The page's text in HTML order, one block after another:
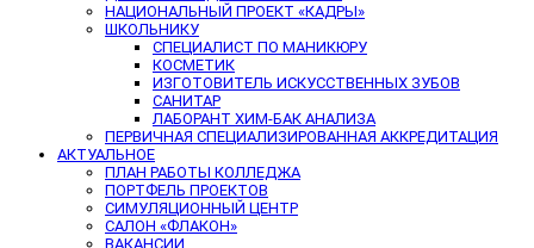
НАЦИОНАЛЬНЫЙ ПРОЕКТ «КАДРЫ»
ШКОЛЬНИКУ
СПЕЦИАЛИСТ ПО МАНИКЮРУ
КОСМЕТИК
ИЗГОТОВИТЕЛЬ ИСКУССТВЕННЫХ ЗУБОВ
САНИТАР
ЛАБОРАНТ ХИМ-БАК АНАЛИЗА
ПЕРВИЧНАЯ СПЕЦИАЛИЗИРОВАННАЯ АККРЕДИТАЦИЯ
АКТУАЛЬНОЕ
ПЛАН РАБОТЫ КОЛЛЕДЖА
ПОРТФЕЛЬ ПРОЕКТОВ
СИМУЛЯЦИОННЫЙ ЦЕНТР
САЛОН «ФЛАКОН»
ВАКАНСИИ